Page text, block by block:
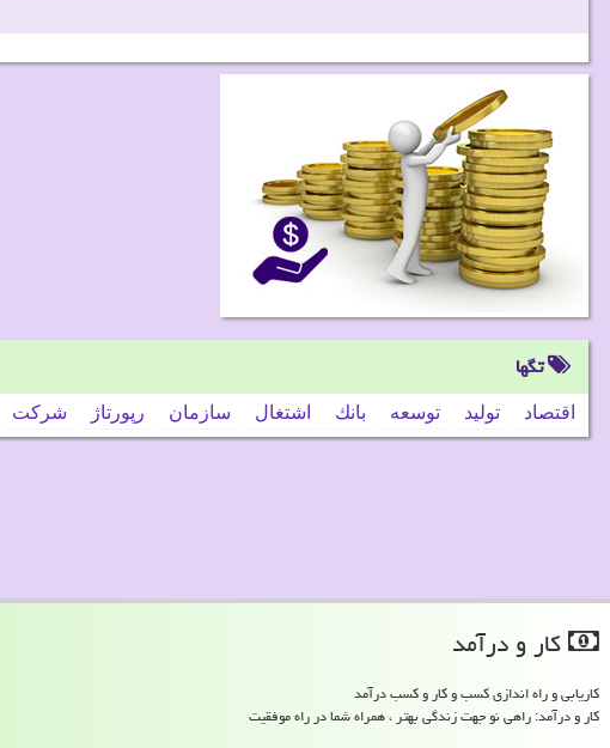
تگها
اقتصاد تولید توسعه بانك اشتغال سازمان رپورتاژ شركت
كار و درآمد
کاریابی و راه اندازی کسب و کار و کسب درآمد
کار و درآمد: راهی نو جهت زندگی بهتر ، همراه شما در راه موفقیت